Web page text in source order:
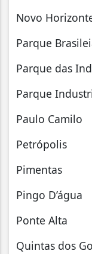
Novo
Parque
Parque das
Parque
Paulo Camilo
Petrópolis
Pimentas
Pingo D’água
Ponte Alta
Quintas dos